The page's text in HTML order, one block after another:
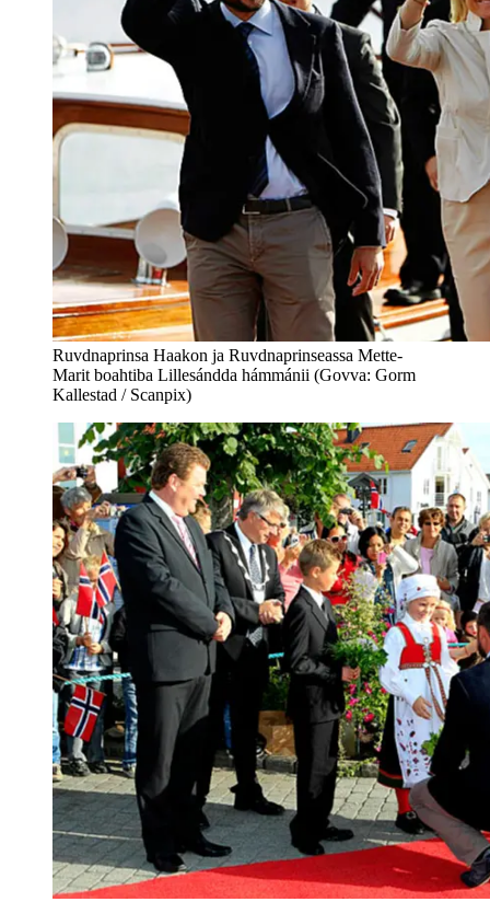
Ruvdnaprinsa Haakon ja Ruvdnaprinseassa Mette-
Marit boahtiba Lillesándda hámmánii (Govva: Gorm
Kallestad / Scanpix)